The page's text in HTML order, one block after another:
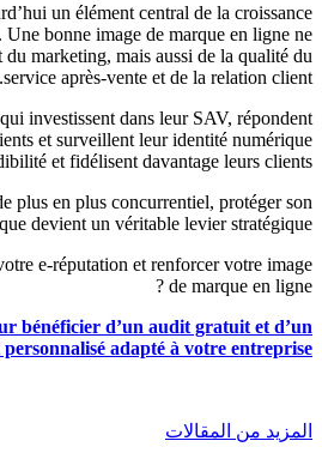
un élément central de la croissance
Une bonne image de marque en ligne ne
marketing, mais aussi de la qualité du
service après-vente et de la relation client.
investissent dans leur SAV, répondent
et surveillent leur identité numérique
et fidélisent davantage leurs clients.
plus en plus concurrentiel, protéger son
devient un véritable levier stratégique.
e-réputation et renforcer votre image
de marque en ligne ?
bénéficier d’un audit gratuit et d’un
adapté à votre entreprise.
المزيد من المقالات